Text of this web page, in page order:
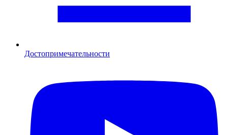
Достопримечательности